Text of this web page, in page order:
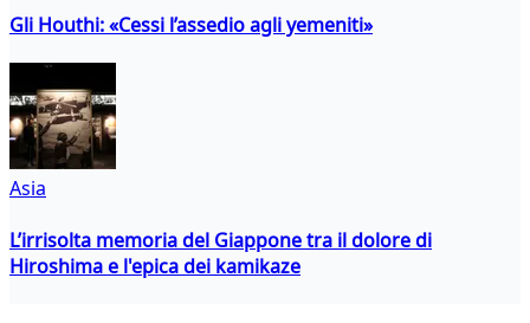
Gli Houthi: «Cessi l’assedio agli yemeniti»
Asia
L’irrisolta memoria del Giappone tra il dolore di
Hiroshima e l'epica dei kamikaze